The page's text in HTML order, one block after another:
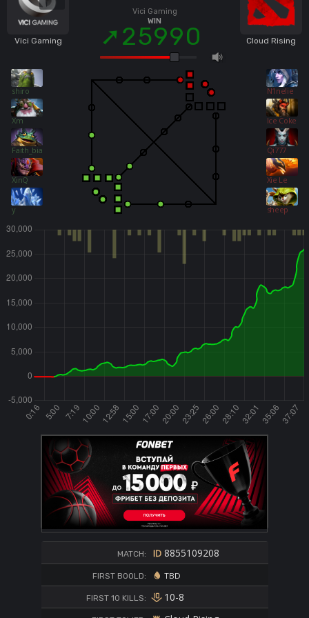
Vici Gaming
shiro
Xm
Faith_bian
XinQ
y
Vici Gaming
WIN
25990
N1nelie
Ice Coke.
Qi777
Xie Le
sheep
Cloud Rising
MATCH: 8855109208
FIRST BOOLD: TBD
FIRST 10 KILLS: 10-8